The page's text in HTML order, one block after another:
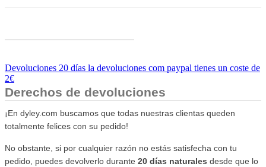
Devoluciones 20 días la devoluciones com paypal tienes un coste de
2€
Derechos de devoluciones
¡En dyley.com buscamos que todas nuestras clientas queden
totalmente felices con su pedido!
No obstante, si por cualquier razón no estás satisfecha con tu
pedido, puedes devolverlo durante 20 días naturales desde que lo